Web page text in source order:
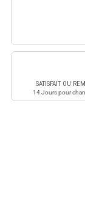
SATISFAIT OU
14 Jours pour